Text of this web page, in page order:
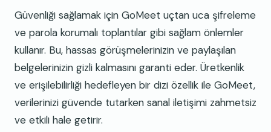
Güvenliği sağlamak için GoMeet uçtan uca şifreleme
ve parola korumalı toplantılar gibi sağlam önlemler
kullanır. Bu, hassas görüşmelerinizin ve paylaşılan
belgelerinizin gizli kalmasını garanti eder. Üretkenlik
ve erişilebilirliği hedefleyen bir dizi özellik ile GoMeet,
verilerinizi güvende tutarken sanal iletişimi zahmetsiz
ve etkili hale getirir.